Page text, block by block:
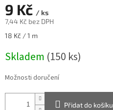
9 Kč / ks
7,44 Kč bez DPH
Měrná
18 Kč / 1 m
Skladem (150 ks)
Možnosti doručení
Přidat do košíku